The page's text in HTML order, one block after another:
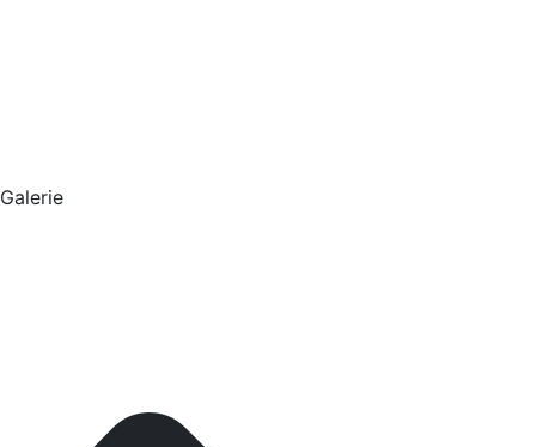
Galerie